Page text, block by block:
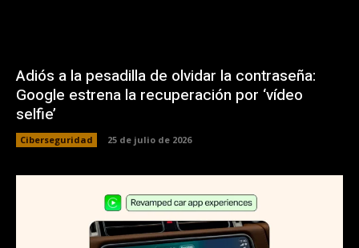
Adiós a la pesadilla de olvidar la contraseña:
Google estrena la recuperación por ‘vídeo
selfie’
Ciberseguridad 25 de julio de 2026